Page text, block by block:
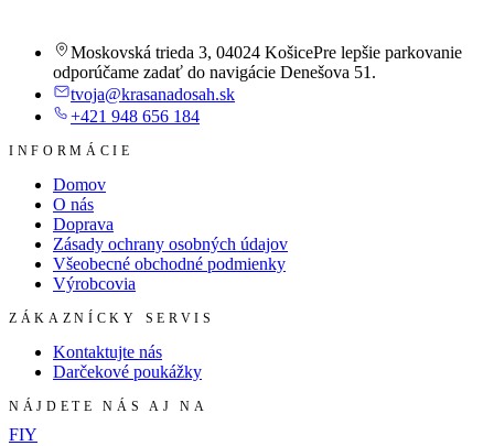
Moskovská trieda 3, 04024 KošicePre lepšie parkovanie
odporúčame zadať do navigácie Denešova 51.
tvoja@krasanadosah.sk
+421 948 656 184
INFORMÁCIE
Domov
O nás
Doprava
Zásady ochrany osobných údajov
Všeobecné obchodné podmienky
Výrobcovia
ZÁKAZNÍCKY SERVIS
Kontaktujte nás
Darčekové poukážky
NÁJDETE NÁS AJ NA
FIY